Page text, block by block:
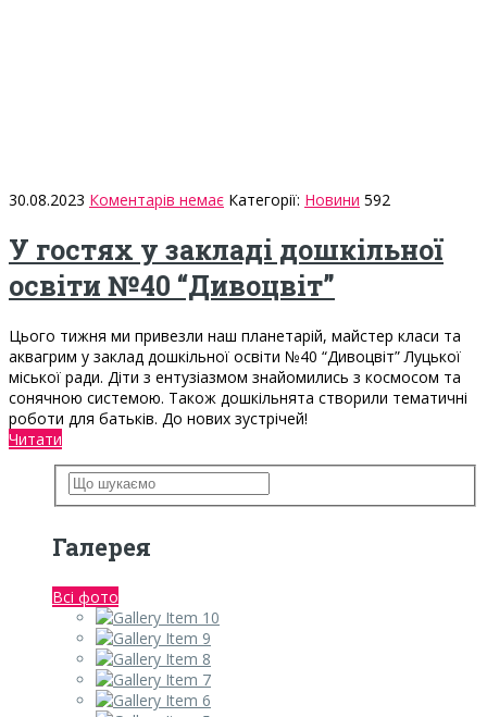
30.08.2023 Коментарів немає Категорії: Новини 592
У гостях у закладі дошкільної
освіти №40 “Дивоцвіт”
Цього тижня ми привезли наш планетарій, майстер класи та
аквагрим у заклад дошкільної освіти №40 “Дивоцвіт” Луцької
міської ради. Діти з ентузіазмом знайомились з космосом та
сонячною системою. Також дошкільнята створили тематичні
роботи для батьків. До нових зустрічей!
Читати
Галерея
Всі фото